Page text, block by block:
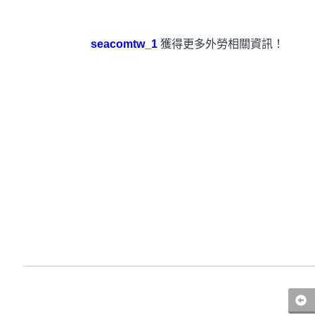
seacomtw_1 獲得更多外勞相關資訊！